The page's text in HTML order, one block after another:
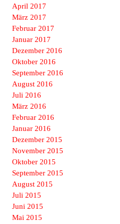
April 2017
März 2017
Februar 2017
Januar 2017
Dezember 2016
Oktober 2016
September 2016
August 2016
Juli 2016
März 2016
Februar 2016
Januar 2016
Dezember 2015
November 2015
Oktober 2015
September 2015
August 2015
Juli 2015
Juni 2015
Mai 2015